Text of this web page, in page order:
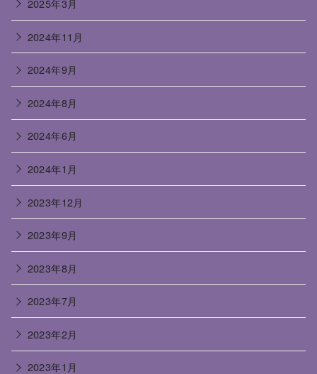
2025年3月
2024年11月
2024年9月
2024年8月
2024年6月
2024年1月
2023年12月
2023年9月
2023年8月
2023年7月
2023年2月
2023年1月